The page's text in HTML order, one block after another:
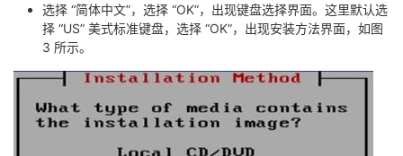
选择 “简体中文”，选择 “OK”，出现键盘选择界面。这里默认选
择 “US” 美式标准键盘，选择 “OK”，出现安装方法界面，如图
3 所示。